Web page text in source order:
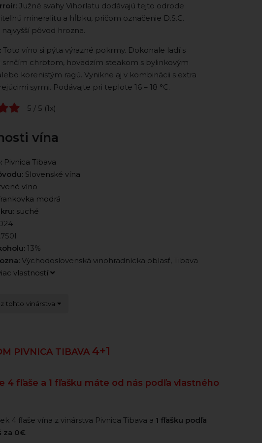
Južné svahy Vihorlatu dodávajú tejto odrode
mineralitu a hĺbku, pričom označenie D.S.C.
pôvod hrozna.
Toto víno si pýta výrazné pokrmy. Dokonale ladí s
srnčím chrbtom, hovädzím steakom s bylinkovým
korenistým ragú. Vynikne aj v kombinácii s extra
syrmi. Podávajte pri teplote 16 – 18 °C.
5 / 5 (1x)
vína
Pivnica Tibava
Slovenské vína
víno
modrá
suché
13%
Východoslovenská vinohradnícka oblasť, Tibava
vlastností
tohto vinárstva
PIVNICA TIBAVA 4+1
4 fľaše a 1 fľašku máte od nás podľa vlastného
4 fľaše vína z vinárstva Pivnica Tibava a 1 fľašku podľa
za 0€